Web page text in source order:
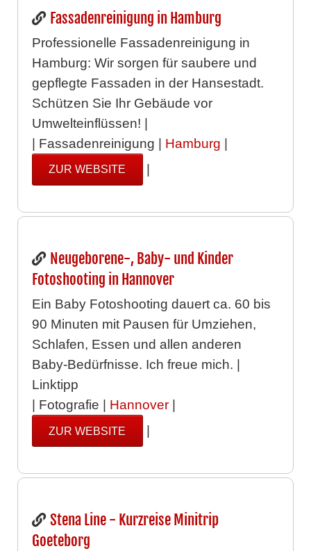
Fassadenreinigung in Hamburg
Professionelle Fassadenreinigung in
Hamburg: Wir sorgen für saubere und
gepflegte Fassaden in der Hansestadt.
Schützen Sie Ihr Gebäude vor
Umwelteinflüssen! |
| Fassadenreinigung | Hamburg
ZUR WEBSITE |
Neugeborene-, Baby- und Kinder
Fotoshooting in Hannover
Ein Baby Fotoshooting dauert ca. 60 bis
90 Minuten mit Pausen für Umziehen,
Schlafen, Essen und allen anderen
Baby-Bedürfnisse. Ich freue mich. |
Linktipp
| Fotografie | Hannover|
ZUR WEBSITE |
Stena Line - Kurzreise Minitrip
Goeteborg